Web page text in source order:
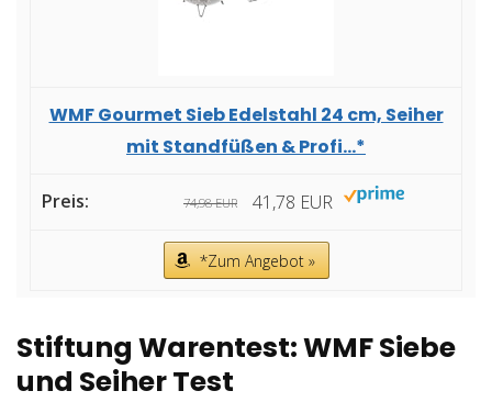
WMF Gourmet Sieb Edelstahl 24 cm, Seiher
mit Standfüßen & Profi...*
74,98 EUR 41,78 EUR
*Zum Angebot »
Stiftung Warentest: WMF Siebe
und Seiher Test